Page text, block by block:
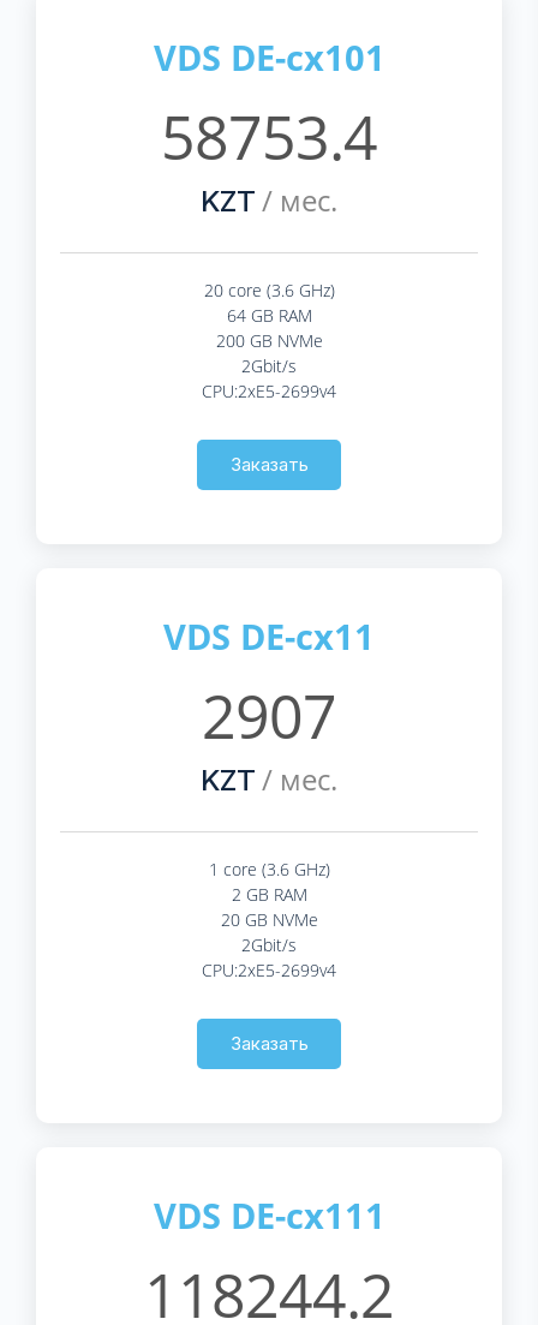
VDS DE-cx101
58753.4
KZT / мес.
20 core (3.6 GHz)
64 GB RAM
200 GB NVMe
2Gbit/s
CPU:2xE5-2699v4
Заказать
VDS DE-cx11
2907
KZT / мес.
1 core (3.6 GHz)
2 GB RAM
20 GB NVMe
2Gbit/s
CPU:2xE5-2699v4
Заказать
VDS DE-cx111
118244.2